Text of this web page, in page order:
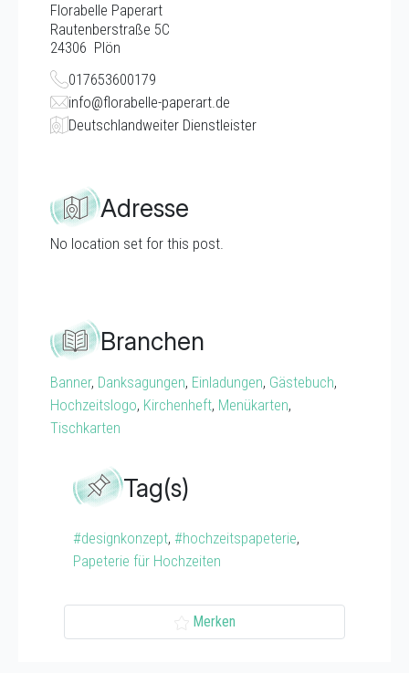
Florabelle Paperart
Rautenberstraße 5C
24306 Plön
017653600179
info@florabelle-paperart.de
Deutschlandweiter Dienstleister
Adresse
No location set for this post.
Branchen
Banner, Danksagungen, Einladungen, Gästebuch,
Hochzeitslogo, Kirchenheft, Menükarten,
Tischkarten
Tag(s)
#designkonzept, #hochzeitspapeterie,
Papeterie für Hochzeiten
Merken